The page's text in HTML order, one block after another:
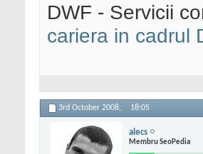
DWF - Servicii
cariera in cadrul
3rd October 2008, 18:05
alecs
Membru SeoPedia